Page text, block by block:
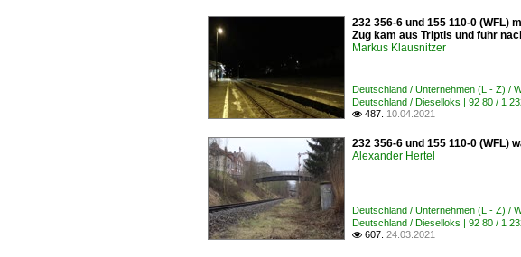
232 356-6 und 155 110-0 (WFL)
Zug kam aus Triptis und fuhr
Markus Klausnitzer
Deutschland / Unternehmen (L - Z) /
Deutschland / Dieselloks | 92 80 /
 487. 10.04.2021
232 356-6 und 155 110-0 (WFL)
Alexander Hertel
Deutschland / Unternehmen (L - Z) /
Deutschland / Dieselloks | 92 80 /
 607. 24.03.2021